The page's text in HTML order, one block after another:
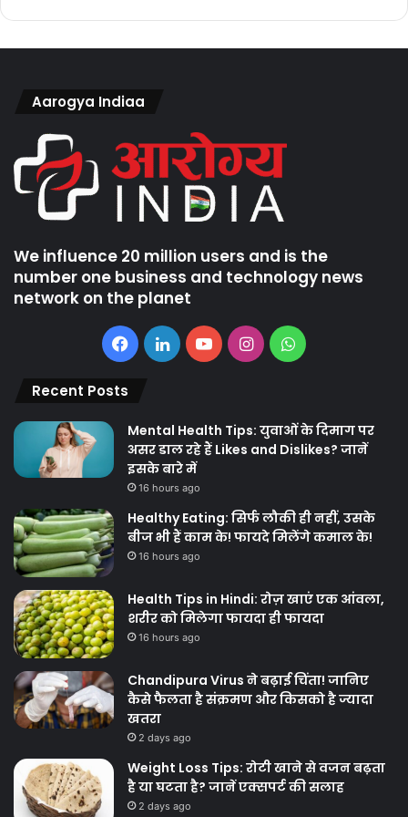
Aarogya Indiaa
We influence 20 million users and is the
number one business and technology news
network on the planet
Facebook
LinkedInYouTubeInstagramWhatsApp
Recent Posts
Mental Health Tips: युवाओं के दिमाग पर
असर डाल रहे हैं Likes and Dislikes? जानें
इसके बारे में
16 hours ago
Healthy Eating: सिर्फ लौकी ही नहीं, उसके
बीज भी हैं काम के! फायदे मिलेंगे कमाल के!
16 hours ago
Health Tips in Hindi: रोज़ खाएं एक आंवला,
शरीर को मिलेगा फायदा ही फायदा
16 hours ago
Chandipura Virus ने बढ़ाई चिंता! जानिए
कैसे फैलता है संक्रमण और किसको है ज्यादा
खतरा
2 days ago
Weight Loss Tips: रोटी खाने से वजन बढ़ता
है या घटता है? जानें एक्सपर्ट की सलाह
2 days ago